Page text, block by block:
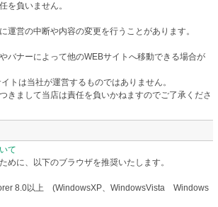
を負いません。
運営の中断や内容の変更を行うことがあります。
バナーによって他のWEBサイトへ移動できる場合が
トは当社が運営するものではありません。
きまして当店は責任を負いかねますのでご了承くださ
て
めに、以下のブラウザを推奨いたします。
8.0以上 (WindowsXP、WindowsVista Windows